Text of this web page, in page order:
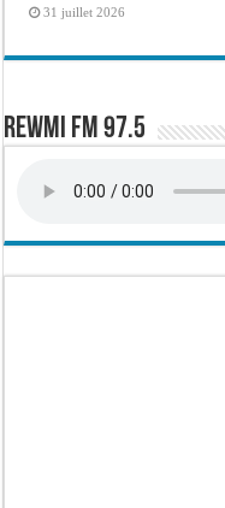
31 juillet 2026
Rewmi FM 97.5